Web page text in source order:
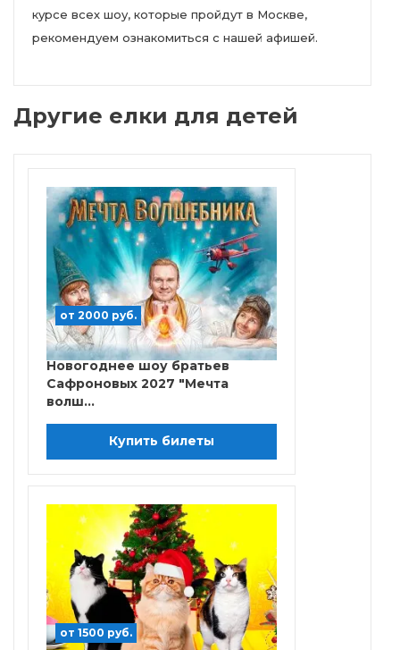
курсе всех шоу, которые пройдут в Москве,
рекомендуем ознакомиться с нашей афишей.
Другие елки для детей
от 2000 руб.
Новогоднее шоу братьев
Сафроновых 2027 "Мечта
волш...
Купить билеты
от 1500 руб.